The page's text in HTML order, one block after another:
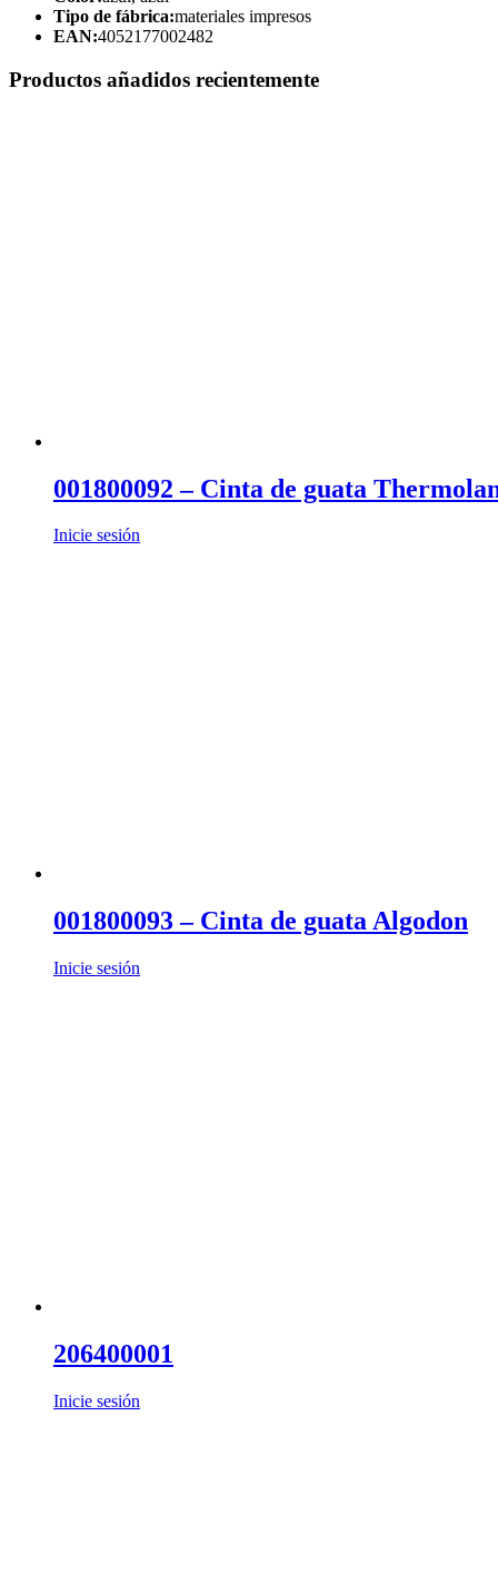
Tipo de fábrica:materiales impresos
EAN:4052177002482
Productos añadidos recientemente
001800092 – Cinta de guata
Inicie sesión
001800093 – Cinta de guata Algodon
Inicie sesión
206400001
Inicie sesión